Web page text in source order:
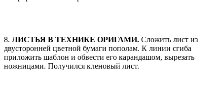
7. Прорисовываем «прожилки» осенних листьев.
8.ЛИСТЬЯ В ТЕХНИКЕ ОРИГАМИ. Сложить лист из
двусторонней цветной бумаги пополам. К линии сгиба
приложить шаблон и обвести его карандашом, вырезать
ножницами. Получился кленовый лист.